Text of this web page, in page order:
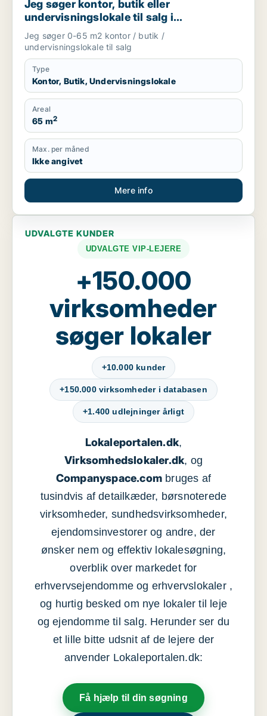
Jeg søger kontor, butik eller
undervisningslokale til salg i
Storkøbenhavn, Nordsjælland eller Fyn
m.fl.
Jeg søger 0-65 m2 kontor / butik /
undervisningslokale til salg
Type
Kontor, Butik, Undervisningslokale
Areal
65 m2
Max. per måned
Ikke angivet
Mere info
UDVALGTE KUNDER
UDVALGTE VIP-LEJERE
+150.000
virksomheder
søger lokaler
+10.000 kunder
+150.000 virksomheder i databasen
+1.400 udlejninger årligt
Lokaleportalen.dk,
Virksomhedslokaler.dk, og
Companyspace.com bruges af
tusindvis af detailkæder, børsnoterede
virksomheder, sundhedsvirksomheder,
ejendomsinvestorer og andre, der
ønsker nem og effektiv lokalesøgning,
overblik over markedet for
erhvervsejendomme og erhvervslokaler ,
og hurtig besked om nye lokaler til leje
og ejendomme til salg. Herunder ser du
et lille bitte udsnit af de lejere der
anvender Lokaleportalen.dk:
Få hjælp til din søgning